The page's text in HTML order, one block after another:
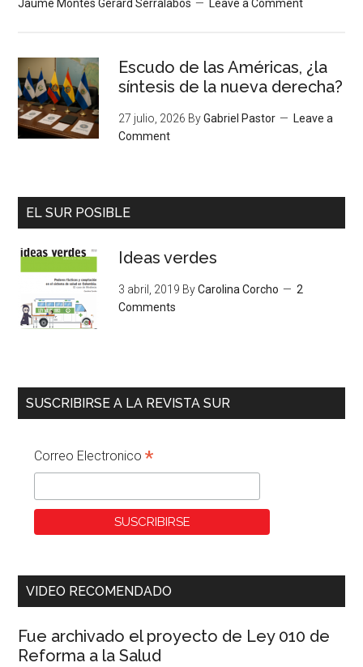
Jaume Montés Gerard Serralabós Leave a Comment
Escudo de las Américas, ¿la
síntesis de la nueva derecha?
27 julio, 2026 ByGabriel Pastor
Leave a
Comment
EL SUR POSIBLE
Ideas verdes
3 abril, 2019 ByCarolina Corcho
2
Comments
SUSCRIBIRSE A LA REVISTA SUR
Correo Electronico*
VIDEO RECOMENDADO
Fue archivado el proyecto de Ley 010 de
Reforma a la Salud